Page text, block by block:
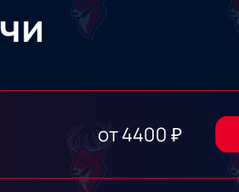
от4400 ₽